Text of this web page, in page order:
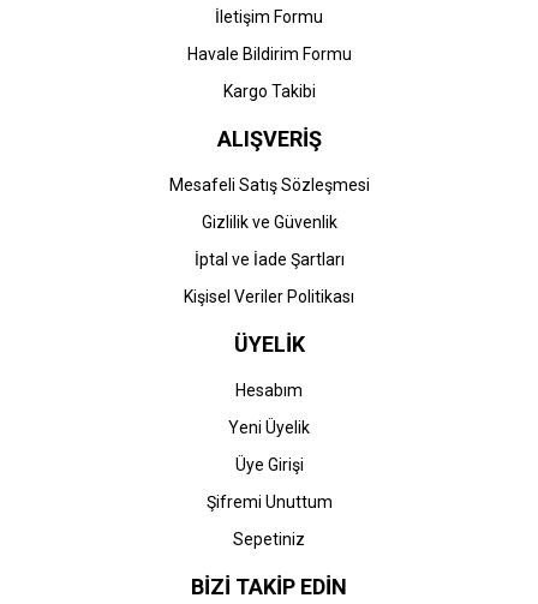
Gönder
İletişim Formu
Havale Bildirim Formu
Kargo Takibi
ALIŞVERİŞ
Mesafeli Satış Sözleşmesi
Gizlilik ve Güvenlik
İptal ve İade Şartları
Kişisel Veriler Politikası
ÜYELİK
Hesabım
Yeni Üyelik
Üye Girişi
Şifremi Unuttum
Sepetiniz
BİZİ TAKİP EDİN